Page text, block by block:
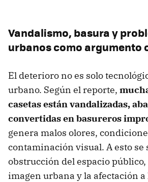
Vandalismo, basura y
urbanos como argumento
El deterioro no es solo
urbano. Según el reporte,
casetas están vandalizadas,
convertidas en basureros
genera malos olores,
contaminación visual. A esto se
obstrucción del espacio público,
imagen urbana y la afectación